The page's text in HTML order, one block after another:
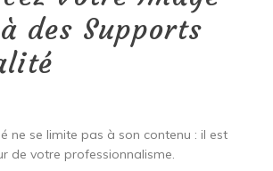
des Supports
ne se limite pas à son contenu : il est
de votre professionnalisme.